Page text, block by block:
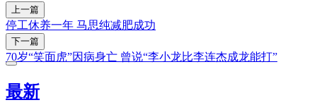
上一篇
停工休养一年 马思纯减肥成功
下一篇
70岁“笑面虎”因病身亡 曾说“李小龙比李连杰成龙能打”
最新